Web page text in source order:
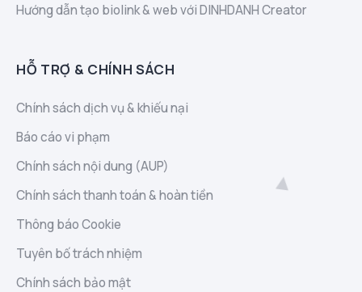
Hướng dẫn tạo biolink & web với DINHDANH Creator
HỖ TRỢ & CHÍNH SÁCH
Chính sách dịch vụ & khiếu nại
Báo cáo vi phạm
Chính sách nội dung (AUP)
Chính sách thanh toán & hoàn tiền
Thông báo Cookie
Tuyên bố trách nhiệm
Chính sách bảo mật